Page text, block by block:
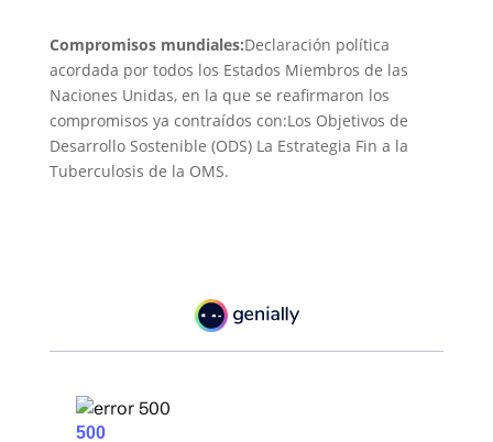
Compromisos mundiales:​Declaración política
acordada por todos los Estados Miembros de las
Naciones Unidas, en la que se reafirmaron los
compromisos ya contraídos con:Los Objetivos de
Desarrollo Sostenible (ODS) ​La Estrategia Fin a la
Tuberculosis de la OMS.